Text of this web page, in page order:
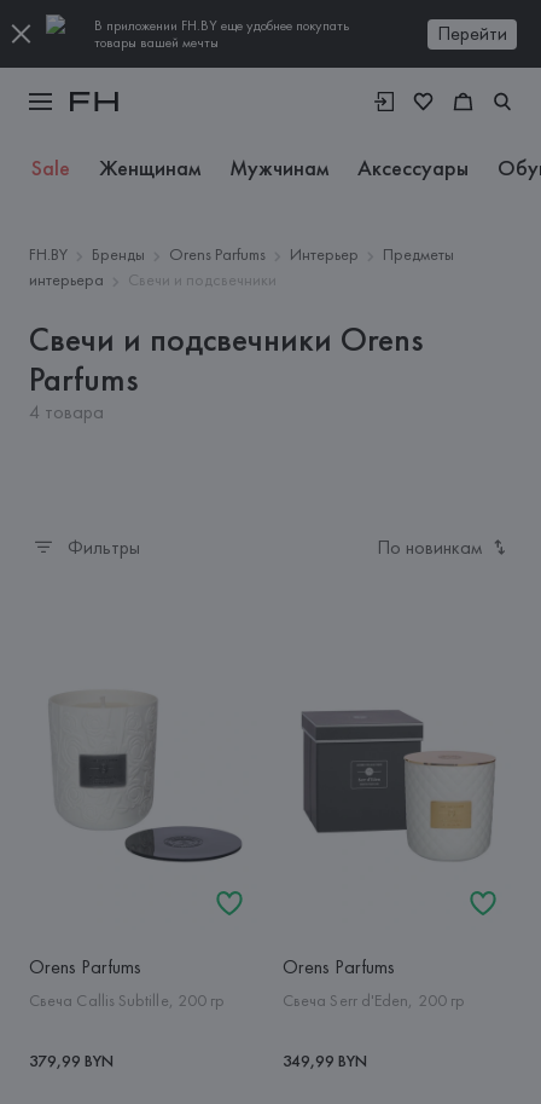
В приложении FH.BY еще удобнее покупать
товары вашей мечты
Перейти
Sale Женщинам Мужчинам Аксессуары
FH.BY Бренды Orens Parfums Интерьер
Предметы
интерьера
Свечи и подсвечники
Свечи и подсвечники Orens
Parfums
4 товара
Фильтры По новинкам
Orens Parfums
Свеча Callis Subtille, 200 гр
379,99 BYN
Orens Parfums
Свеча Serr d'Eden, 200 гр
349,99 BYN